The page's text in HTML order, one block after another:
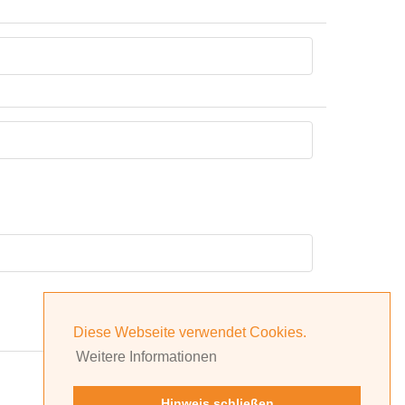
Diese Webseite verwendet Cookies.
Weitere Informationen